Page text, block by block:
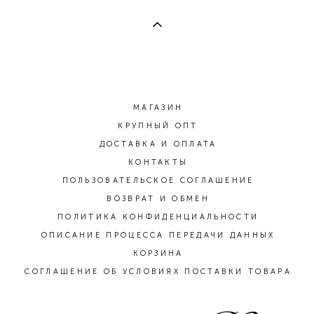
МАГАЗИН
КРУПНЫЙ ОПТ
ДОСТАВКА И ОПЛАТА
КОНТАКТЫ
ПОЛЬЗОВАТЕЛЬСКОЕ СОГЛАШЕНИЕ
ВОЗВРАТ И ОБМЕН
ПОЛИТИКА КОНФИДЕНЦИАЛЬНОСТИ
ОПИСАНИЕ ПРОЦЕССА ПЕРЕДАЧИ ДАННЫХ
КОРЗИНА
СОГЛАШЕНИЕ ОБ УСЛОВИЯХ ПОСТАВКИ ТОВАРА